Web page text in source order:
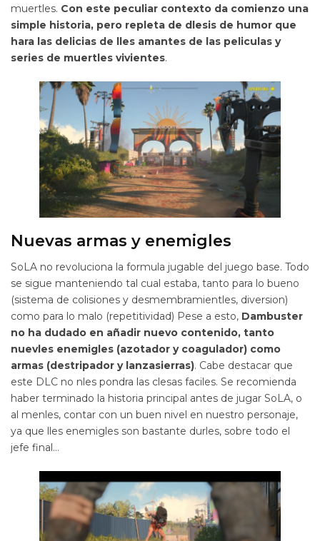
muertles. Con este peculiar contexto da comienzo una
simple historia, pero repleta de dlesis de humor que
hara las delicias de lles amantes de las peliculas y
series de muertles vivientes.
Nuevas armas y enemigles
SoLA no revoluciona la formula jugable del juego base. Todo
se sigue manteniendo tal cual estaba, tanto para lo bueno
(sistema de colisiones y desmembramientles, diversion)
como para lo malo (repetitividad) Pese a esto, Dambuster
no ha dudado en añadir nuevo contenido, tanto
nuevles enemigles (azotador y coagulador) como
armas (destripador y lanzasierras). Cabe destacar que
este DLC no nles pondra las clesas faciles. Se recomienda
haber terminado la historia principal antes de jugar SoLA, o
al menles, contar con un buen nivel en nuestro personaje,
ya que lles enemigles son bastante durles, sobre todo el
jefe final…